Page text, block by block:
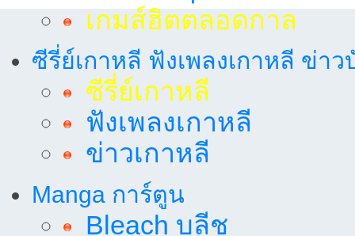
เกมส์ฮิตตลอดกาล
ซีรี่ย์เกาหลี ฟังเพลงเกาหลี ข่าว
ซีรี่ย์เกาหลี
ฟังเพลงเกาหลี
ข่าวเกาหลี
Manga การ์ตูน
Bleach บลีช